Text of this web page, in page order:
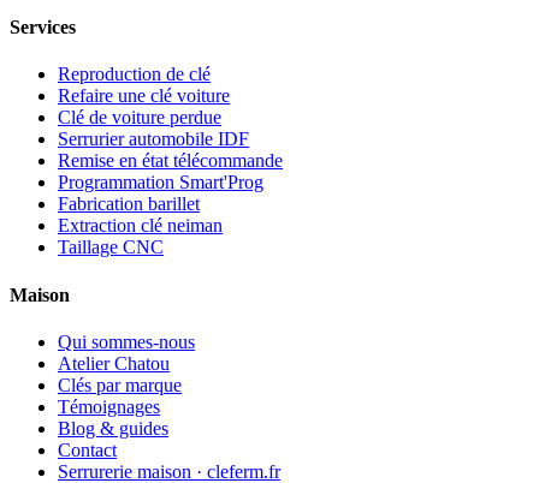
Services
Reproduction de clé
Refaire une clé voiture
Clé de voiture perdue
Serrurier automobile IDF
Remise en état télécommande
Programmation Smart'Prog
Fabrication barillet
Extraction clé neiman
Taillage CNC
Maison
Qui sommes-nous
Atelier Chatou
Clés par marque
Témoignages
Blog & guides
Contact
Serrurerie maison · cleferm.fr